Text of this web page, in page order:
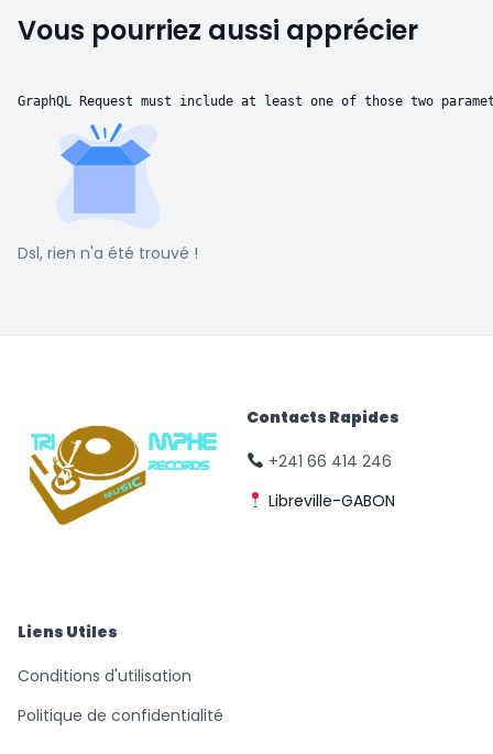
Vous pourriez aussi apprécier
GraphQL Request must include at least one of those two
Dsl, rien n'a été trouvé !
Contacts Rapides
+241 66 414 246
Libreville-GABON
Liens Utiles
Conditions d'utilisation
Politique de confidentialité